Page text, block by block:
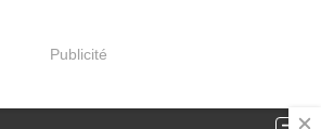
Publicité